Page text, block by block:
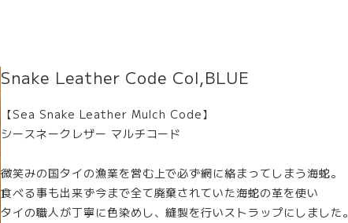
Snake Leather Code Col,BLUE
【Sea Snake Leather Mulch Code】
シースネークレザー マルチコード
微笑みの国タイの漁業を営む上で必ず網に絡まってしまう海蛇。
食べる事も出来ず今まで全て廃棄されていた海蛇の革を使い
タイの職人が丁寧に色染めし、縫製を行いストラップにしました。